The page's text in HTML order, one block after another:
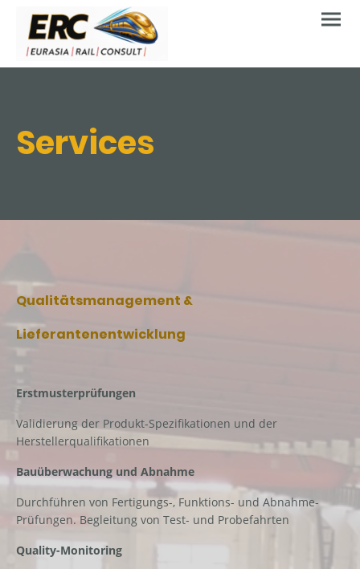
Services
Qualitätsmanagement &
Lieferantenentwicklung
Erstmusterprüfungen
Validierung der Produkt-Spezifikationen und der
Herstellerqualifikationen
Bauüberwachung und Abnahme
Durchführen von Fertigungs-, Funktions- und Abnahme-
Prüfungen. Begleitung von Test- und Probefahrten
Quality-Monitoring